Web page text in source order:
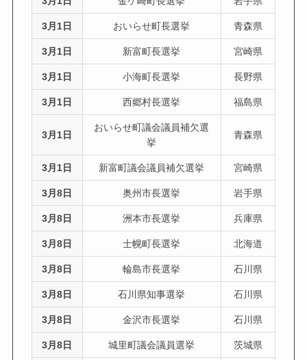
3月1日 おいらせ町長選挙 青森県
3月1日 新富町長選挙 宮崎県
3月1日 小海町長選挙 長野県
3月1日 西郷村長選挙 福島県
3月1日
おいらせ町議会議員補欠選
挙
青森県
3月1日 新富町議会議員補欠選挙 宮崎県
3月8日 奥州市長選挙 岩手県
3月8日 洲本市長選挙 兵庫県
3月8日 士幌町長選挙 北海道
3月8日 輪島市長選挙 石川県
3月8日 石川県知事選挙 石川県
3月8日 金沢市長選挙 石川県
3月8日 城里町議会議員選挙 茨城県